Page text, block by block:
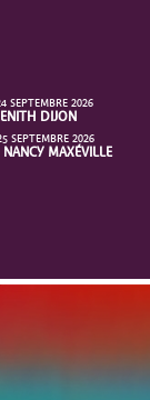
SEPTEMBRE 2026
DIJON
SEPTEMBRE 2026
MAXÉVILLE